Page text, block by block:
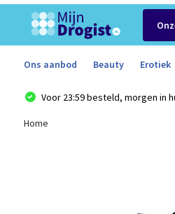
Ons aanbod Beauty Erotiek
Voor 23:59 besteld, morgen in
Home